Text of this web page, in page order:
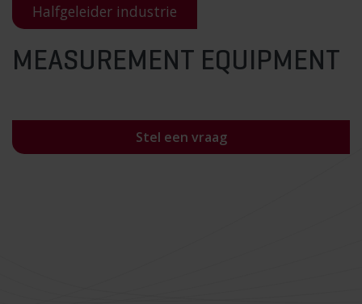
Halfgeleider industrie
MEASUREMENT EQUIPMENT
Stel een vraag